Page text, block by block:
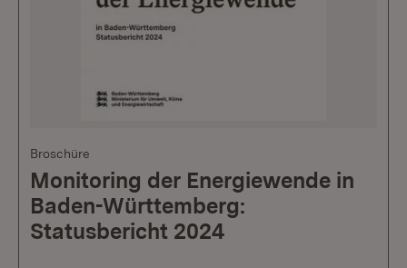
Broschüre
Monitoring der Energiewende in
Baden-Württemberg:
Statusbericht 2024